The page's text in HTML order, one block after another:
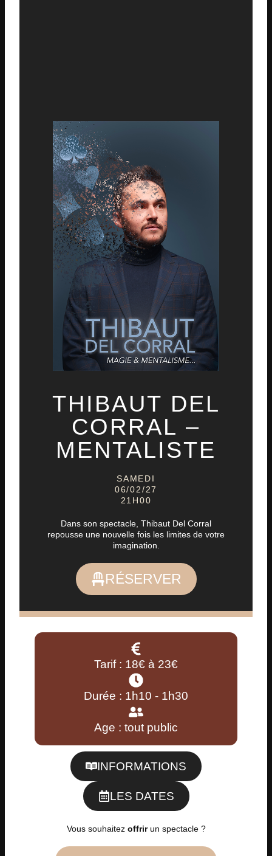
THIBAUT DEL
CORRAL –
MENTALISTE
SAMEDI
06/02/27
21H00
Dans son spectacle, Thibaut Del Corral
repousse une nouvelle fois les limites de votre
imagination.
RÉSERVER
Tarif : 18€ à 23€
Durée : 1h10 - 1h30
Age : tout public
INFORMATIONS
LES DATES
Vous souhaitez offrirun spectacle ?